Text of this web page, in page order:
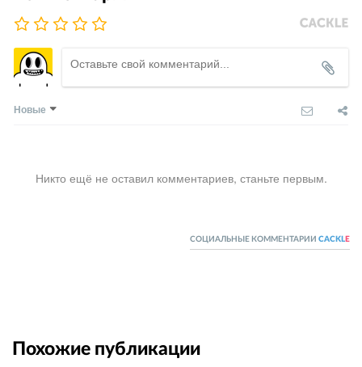
Новые
Никто ещё не оставил комментариев, станьте первым.
СОЦИАЛЬНЫЕ КОММЕНТАРИИ CACKL E
Похожие публикации